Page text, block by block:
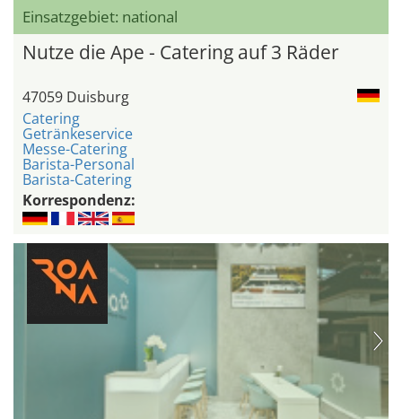
Einsatzgebiet: national
Nutze die Ape - Catering auf 3 Räder
47059 Duisburg
Catering
Getränkeservice
Messe-Catering
Barista-Personal
Barista-Catering
Korrespondenz: